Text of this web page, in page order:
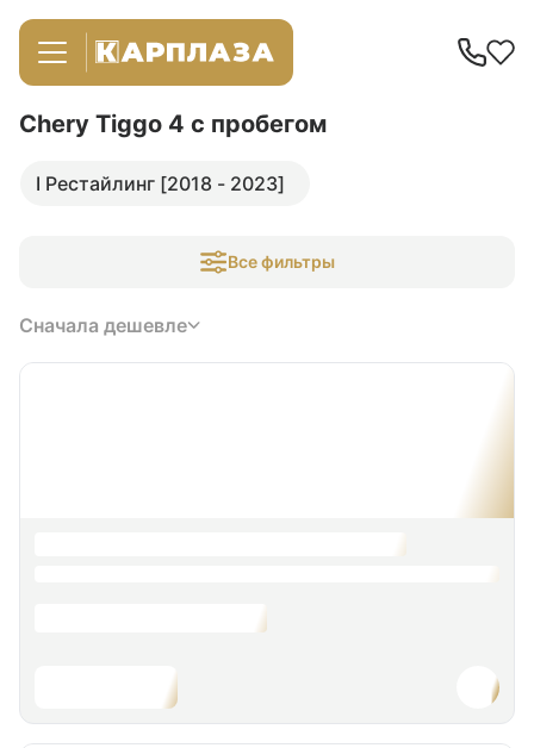
Chery Tiggo 4 с пробегом
I Рестайлинг [2018 - 2023]
Все фильтры
Сначала дешевле